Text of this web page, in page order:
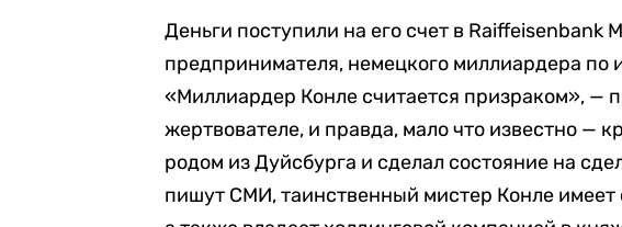
Деньги поступили на его счет в Raiffeisenbank
предпринимателя, немецкого миллиардера по
«Миллиардер Конле считается призраком», —
жертвователе, и правда, мало что известно —
родом из Дуйсбурга и сделал состояние на
пишут СМИ, таинственный мистер Конле